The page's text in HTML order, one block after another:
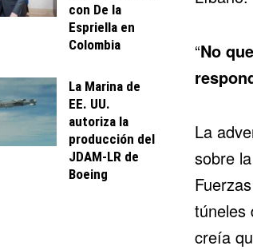
“No
La
sobre la
túneles
creía
con De la
Espriella en
Colombia
La Marina de
EE. UU.
autoriza la
producción del
JDAM-LR de
Boeing